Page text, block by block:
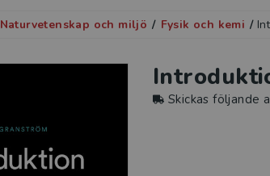
Naturvetenskap och miljö / Fysik och kemi /
Skickas följande